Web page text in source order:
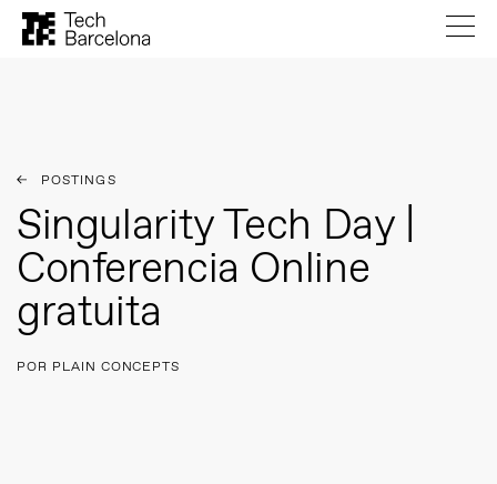
POSTINGS
Singularity Tech Day |
Conferencia Online
gratuita
POR PLAIN CONCEPTS